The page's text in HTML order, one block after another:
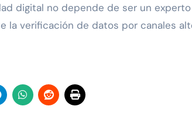
digital no depende de ser un
la verificación de datos por canales